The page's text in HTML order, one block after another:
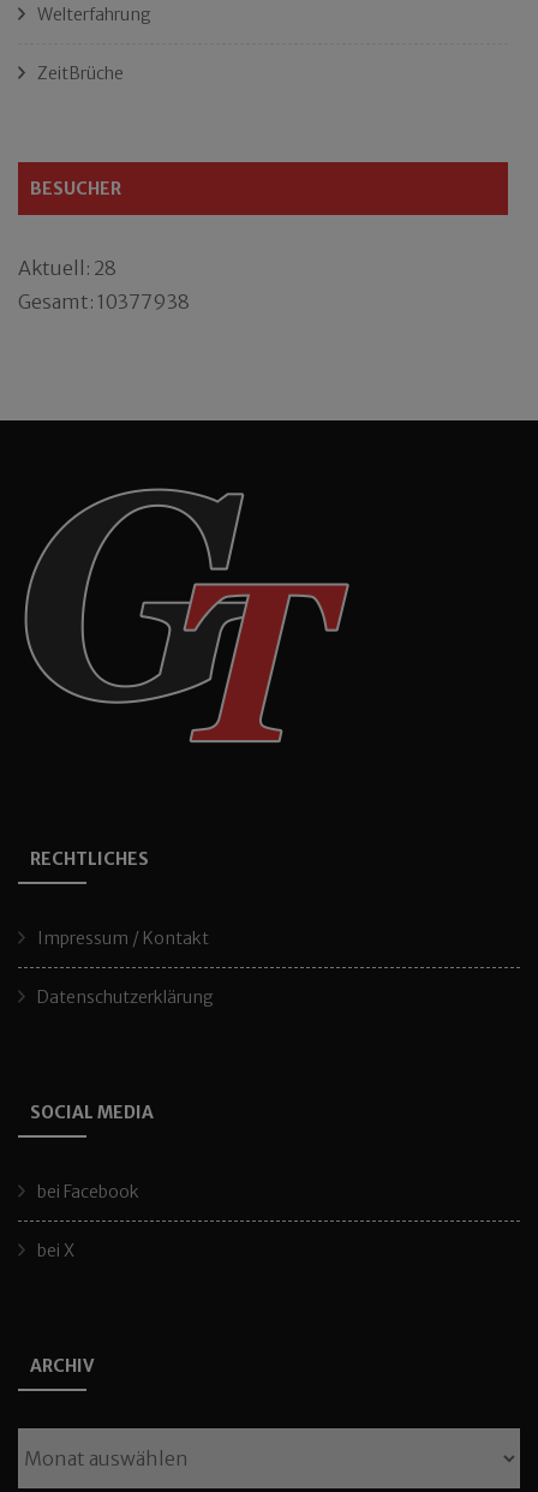
Welterfahrung
ZeitBrüche
BESUCHER
Aktuell: 28
Gesamt: 10377938
RECHTLICHES
Impressum / Kontakt
Datenschutzerklärung
SOCIAL MEDIA
bei Facebook
bei X
ARCHIV